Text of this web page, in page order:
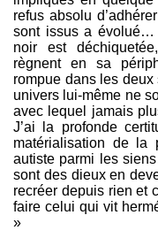
refus absolu
sont issus a évolué…
noir est
règnent en sa
rompue dans les
univers lui-même ne
avec lequel jamais
J’ai la profonde
matérialisation de la
autiste parmi les
sont des dieux en
recréer depuis rien et
faire celui qui vit
»